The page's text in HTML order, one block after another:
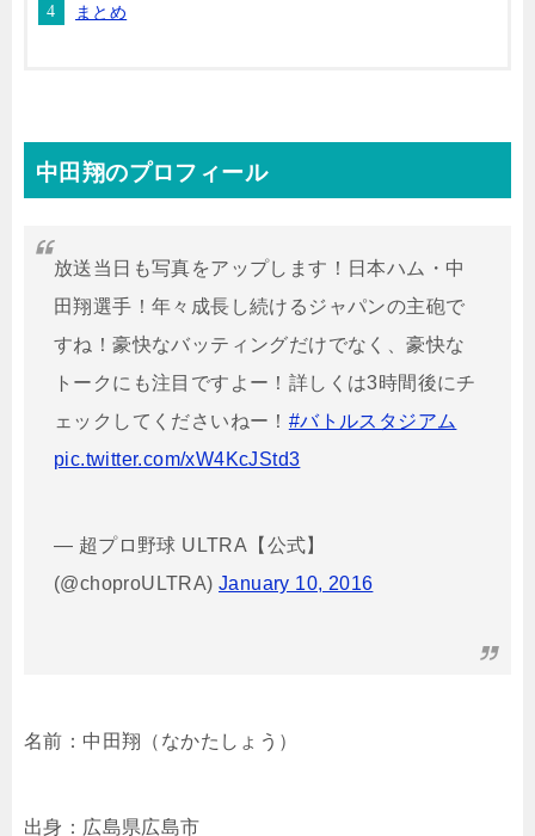
まとめ
中田翔のプロフィール
放送当日も写真をアップします！日本ハム・中
田翔選手！年々成長し続けるジャパンの主砲で
すね！豪快なバッティングだけでなく、豪快な
トークにも注目ですよー！詳しくは3時間後にチ
ェックしてくださいねー！ #バトルスタジアム
pic.twitter.com/xW4KcJStd3
— 超プロ野球 ULTRA【公式】
(@choproULTRA) January 10, 2016
名前：中田翔（なかたしょう）
出身：広島県広島市